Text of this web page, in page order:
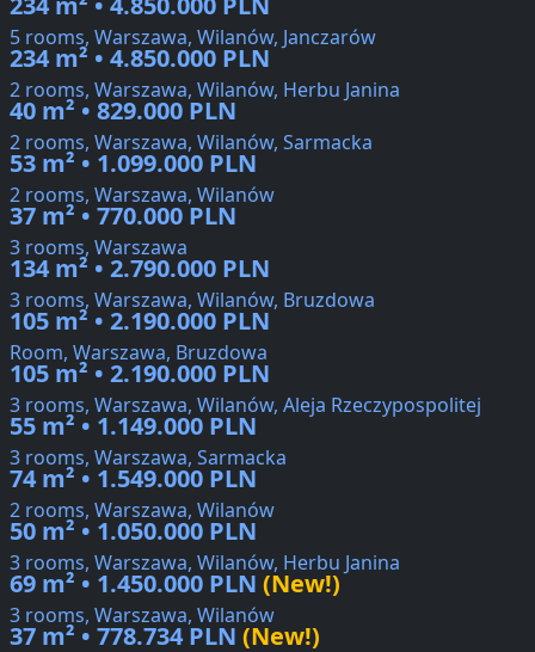
5 rooms, Warszawa, Wilanów, Janczarów
234 m² • 4.850.000 PLN
2 rooms, Warszawa, Wilanów, Herbu Janina
40 m² • 829.000 PLN
2 rooms, Warszawa, Wilanów, Sarmacka
53 m² • 1.099.000 PLN
2 rooms, Warszawa, Wilanów
37 m² • 770.000 PLN
3 rooms, Warszawa
134 m² • 2.790.000 PLN
3 rooms, Warszawa, Wilanów, Bruzdowa
105 m² • 2.190.000 PLN
Room, Warszawa, Bruzdowa
105 m² • 2.190.000 PLN
3 rooms, Warszawa, Wilanów, Aleja Rzeczypospolitej
55 m² • 1.149.000 PLN
3 rooms, Warszawa, Sarmacka
74 m² • 1.549.000 PLN
2 rooms, Warszawa, Wilanów
50 m² • 1.050.000 PLN
3 rooms, Warszawa, Wilanów, Herbu Janina
69 m² • 1.450.000 PLN (New!)
3 rooms, Warszawa, Wilanów
37 m² • 778.734 PLN (New!)